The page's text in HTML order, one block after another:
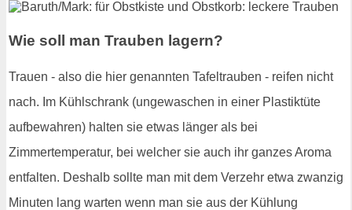
Wie soll man Trauben lagern?
Trauen - also die hier genannten Tafeltrauben - reifen nicht
nach. Im Kühlschrank (ungewaschen in einer Plastiktüte
aufbewahren) halten sie etwas länger als bei
Zimmertemperatur, bei welcher sie auch ihr ganzes Aroma
entfalten. Deshalb sollte man mit dem Verzehr etwa zwanzig
Minuten lang warten wenn man sie aus der Kühlung